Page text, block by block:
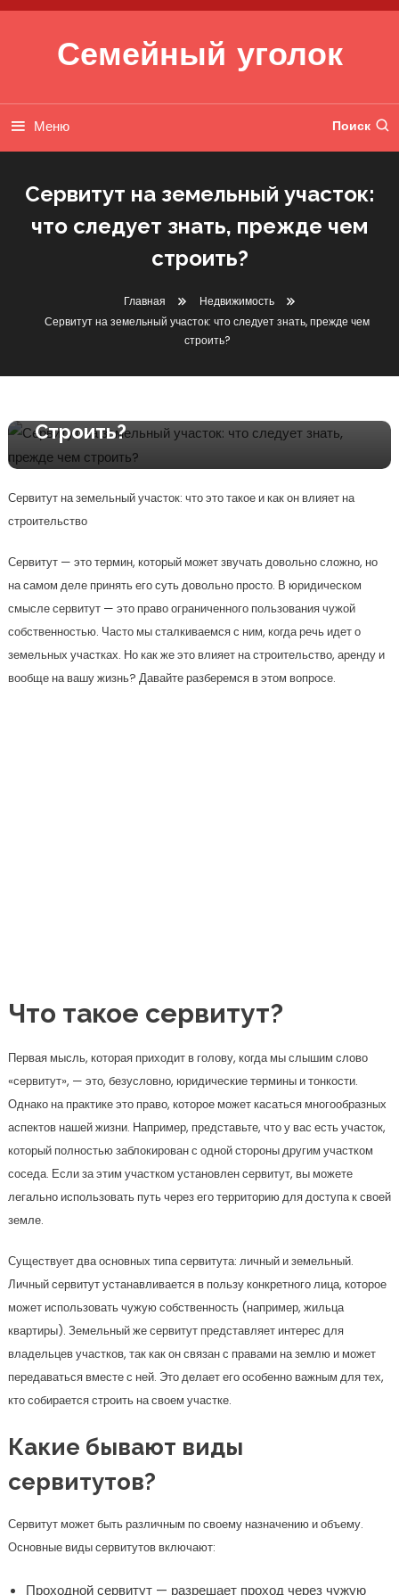
Перейти к содержимому
Семейный уголок
Меню Поиск
Сервитут на земельный участок:
что следует знать, прежде чем
строить?
Главная
Недвижимость
Сервитут на земельный участок: что следует знать, прежде чем
строить?
Недвижимость
btg2010_ru
Сервитут На Земельный Участок:
Строить?
Сервитут на земельный участок: что это такое и как он влияет на
строительство
Сервитут — это термин, который может звучать довольно сложно, но
на самом деле принять его суть довольно просто. В юридическом
смысле сервитут — это право ограниченного пользования чужой
собственностью. Часто мы сталкиваемся с ним, когда речь идет о
земельных участках. Но как же это влияет на строительство, аренду и
вообще на вашу жизнь? Давайте разберемся в этом вопросе.
Личный сервитут устанавливается в пользу конкретного лица, которое
может использовать чужую собственность (например, жильца
квартиры). Земельный же сервитут представляет интерес для
владельцев участков, так как он связан с правами на землю и может
передаваться вместе с ней. Это делает его особенно важным для тех,
кто собирается строить на своем участке.
Какие бывают виды
сервитутов?
Сервитут может быть различным по своему назначению и объему.
Основные виды сервитутов включают:
Проходной сервитут — разрешает проход через чужую
собственность.
использования дороги через соседний участок.
Сервитут на проведение коммуникаций — позволяет
линий через участки.
Сервитут на выпас скота — разрешает аграрные практики
на чужой земле.